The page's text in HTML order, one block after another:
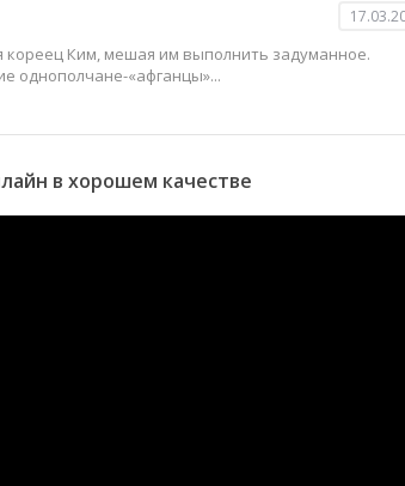
Ким, мешая им выполнить задуманное.
однополчане-«афганцы»...
в хорошем качестве